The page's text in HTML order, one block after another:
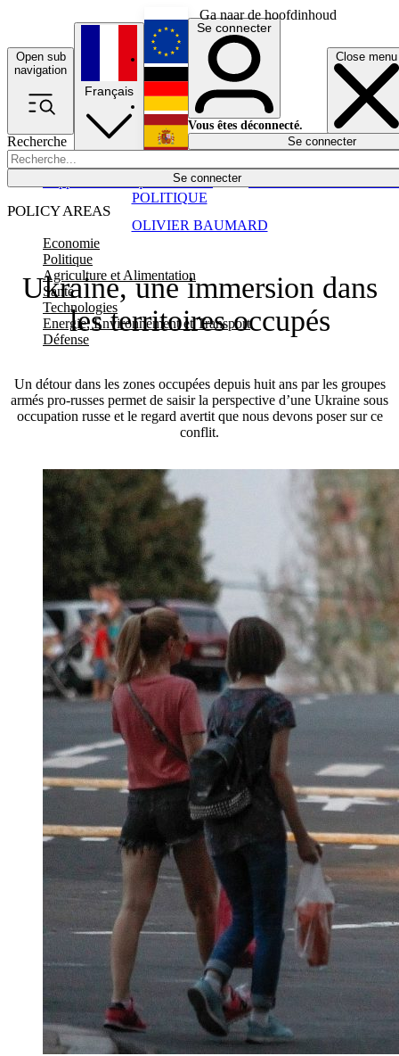
Ga naar de hoofdinhoud
Open sub
navigation
Close menu
Recherche
Se connecter
POLICY AREAS
Economie
Politique
Agriculture et Alimentation
Santé
Technologies
Energie, Environnement et Transport
Défense
Économie
Français
English
Deutsch
Español
Se connecter
Vous êtes déconnecté.
Se connecter
Ukraine, une immersion dans
les territoires occupés
Un détour dans les zones occupées depuis huit ans par les groupes
armés pro-russes permet de saisir la perspective d’une Ukraine sous
occupation russe et le regard avertit que nous devons poser sur ce
conflit.
OLIVIER BAUMARD
POLITIQUE